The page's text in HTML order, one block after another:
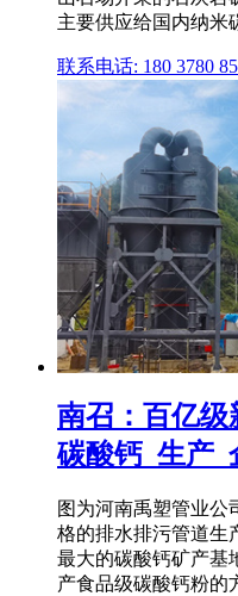
主要供应给国内纳米
联系电话: 180 3780
南召：百亿级
碳酸钙_生产_
图为河南禹塑管业公
格的排水排污管道生
最大的碳酸钙矿产基
产食品级碳酸钙粉的